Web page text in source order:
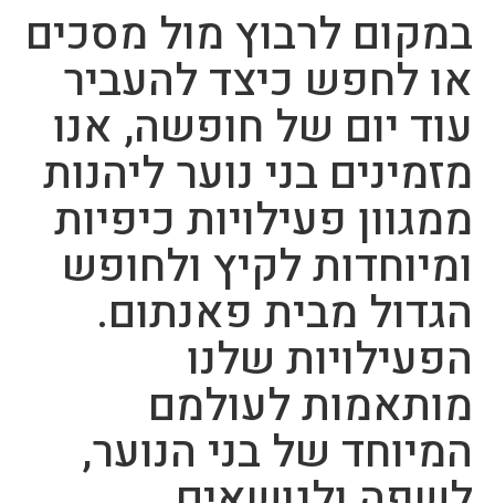
במקום לרבוץ מול מסכים
או לחפש כיצד להעביר
עוד יום של חופשה, אנו
מזמינים בני נוער ליהנות
ממגוון פעילויות כיפיות
ומיוחדות לקיץ ולחופש
הגדול מבית פאנתום.
הפעילויות שלנו
מותאמות לעולמם
המיוחד של בני הנוער,